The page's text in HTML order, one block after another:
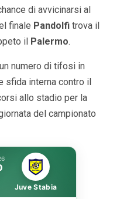
di avvicinarsi al
finale Pandolfi trova il
il Palermo.
numero di tifosi in
sfida interna contro il
allo stadio per la
del campionato
Juve Stabia